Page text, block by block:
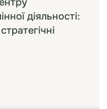
діяльності: